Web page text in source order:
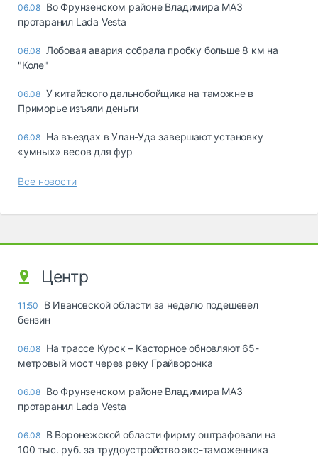
06.08 Во Фрунзенском районе Владимира МАЗ
протаранил Lada Vesta
06.08 Лобовая авария собрала пробку больше 8 км на
"Коле"
06.08 У китайского дальнобойщика на таможне в
Приморье изъяли деньги
06.08 Ha въeздax в Улaн-Удэ зaвepшaют ycтaнoвкy
«yмныx» вecoв для фyp
Все новости
Центр
11:50
В Ивановской области за неделю подешевел
бензин
06.08 На трассе Курск – Касторное обновляют 65-
метровый мост через реку Грайворонка
06.08 Во Фрунзенском районе Владимира МАЗ
протаранил Lada Vesta
06.08 В Воронежской области фирму оштрафовали на
100 тыс. руб. за трудоустройство экс-таможенника